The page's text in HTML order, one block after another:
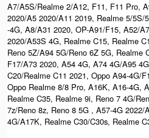
A7/A5S/Realme 2/A12, F11, F11 Pro,
2020/A5 2020/A11 2019, Realme 5/
-4G, A8/A31 2020, OP-A91/F15, A52/
2020/A53S 4G, Realme C15, Realme
Reno 5Z/A94 5G/Reno 6Z 5G, Realme
F17/A73 2020, A54 4G, A74 4G/A95
C20/Realme C11 2021, Oppo A94-4G/
Oppo Realme 8/8 Pro, A16K, A16-4G,
Realme C35, Realme 9i, Reno 7 4G/
7z/Reno 8z, Reno 8 5G , A57-4G 2022/
4G/A17K, Realme C30/C30s, Realme